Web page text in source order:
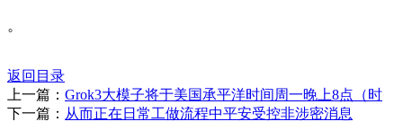
。
返回目录
上一篇： Grok3大模子将于美国承平洋时间周一晚上8点（时
下一篇： 从而正在日常工做流程中平安受控非涉密消息